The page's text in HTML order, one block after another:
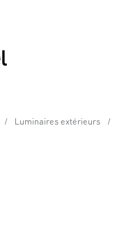
Luminaires extérieurs